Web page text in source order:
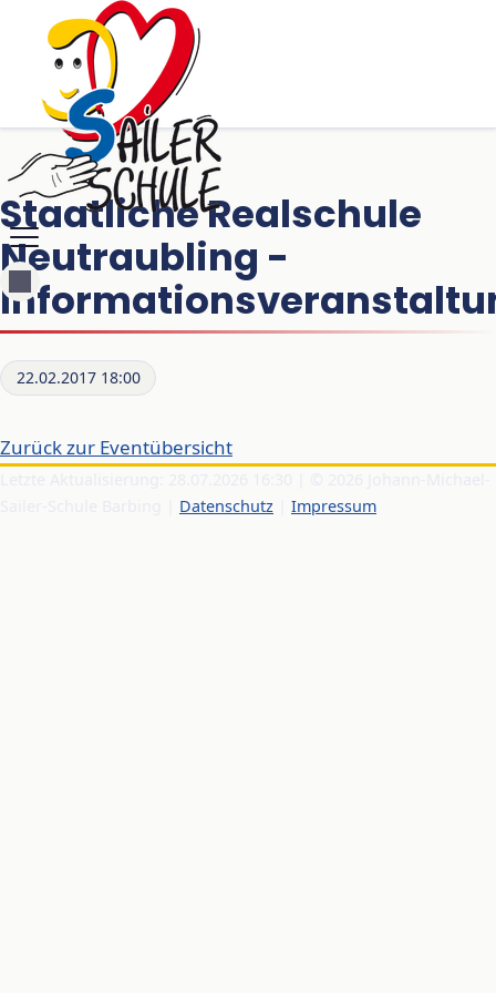
Staatliche Realschule
Neutraubling -
22.02.2017 18:00
Zurück zur Eventübersicht
Datenschutz Impressum